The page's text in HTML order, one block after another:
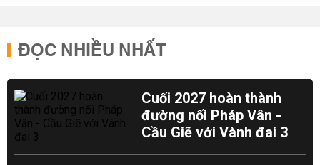
ĐỌC NHIỀU NHẤT
Cuối 2027 hoàn thành
đường nối Pháp Vân -
Cầu Giẽ với Vành đai 3